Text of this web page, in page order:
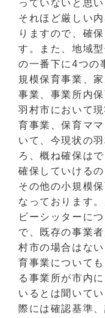
っていないと思
それほど厳しい
りますので、確
す。また、地域
の一番下に4つの
規模保育事業、
事業、事業所内
羽村市において
育事業、保育マ
いて、今現状の
ろ、概ね確保は
確保していける
その他の小規模
なっております
ビーシッターに
で、既存の事業
村市の場合はな
育事業について
る事業所が市内
いるとは聞いて
際には確認基準